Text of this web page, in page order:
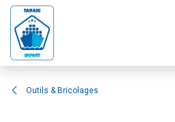
Se rendre au contenu
Outils & Bricolages